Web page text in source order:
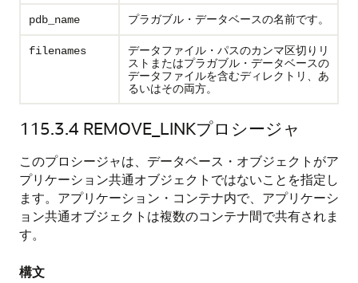
pdb_name プラガブル・データベースの名前です。
filenames
データファイル・パスのカンマ区切りリ
ストまたはプラガブル・データベースの
データファイルを含むディレクトリ、あ
るいはその両方。
115.3.4 REMOVE_LINKプロシージャ
このプロシージャは、データベース・オブジェクトがア
プリケーション共通オブジェクトではないことを指定し
ます。アプリケーション・コンテナ内で、アプリケーシ
ョン共通オブジェクトは複数のコンテナ間で共有されま
す。
構文